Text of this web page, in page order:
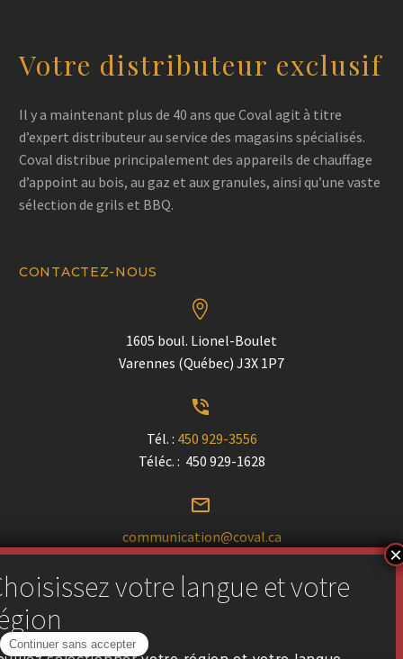
Votre distributeur exclusif
Il y a maintenant plus de 40 ans que Coval agit à titre
d’expert distributeur au service des magasins spécialisés.
Coval distribue principalement des appareils de chauffage
d’appoint au bois, au gaz et aux granules, ainsi qu’une vaste
sélection de grils et BBQ.
CONTACTEZ-NOUS


1605 boul. Lionel-Boulet
Varennes (Québec) J3X 1P7


Tél. : 450 929-3556
Téléc. : 450 929-1628


communication@coval.ca
Trouver un détaillant près de chez vous